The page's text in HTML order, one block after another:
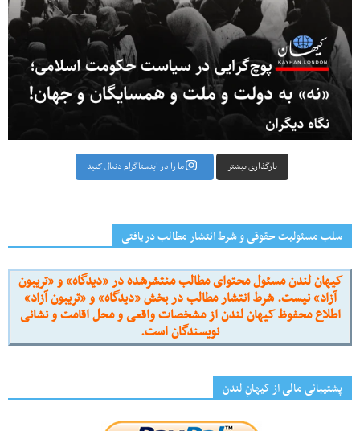
بارگذاری بیشتر ما را در اینستاگرام دنبال کنید
سلب مسئولیت حقوقی و شرط انتشار مطالب دریافتی
کیهان لندن مسئول محتوای مطالب منتشرشده در «دیدگاه» و «تریبون
آزاد» نیست. شرط انتشار مطالب در بخش «دیدگاه» و «تریبون آزاد»
اطلاع محفوظ کیهان لندن از مشخصات واقعی و محل اقامت و نشانی
نویسندگان است.
پشتیبانی مالی از کیهانِ لندن